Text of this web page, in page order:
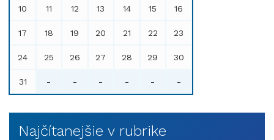
10 11 12 13 14 15 16
17 18 19 20 21 22 23
24 25 26 27 28 29 30
31 - - - - - -
Najčítanejšie v rubrike